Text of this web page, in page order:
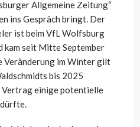
Allgemeine Zeitung“
ins Gespräch bringt. Der
ist beim VfL Wolfsburg
kam seit Mitte September
Veränderung im Winter gilt
bis 2025
einige potentielle